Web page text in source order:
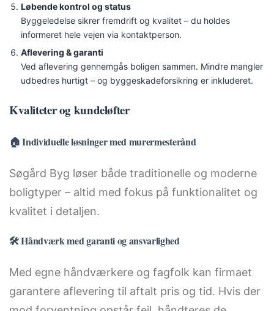
Løbende kontrol og status
Byggeledelse sikrer fremdrift og kvalitet – du holdes
informeret hele vejen via kontaktperson.
Aflevering & garanti
Ved aflevering gennemgås boligen sammen. Mindre mangler
udbedres hurtigt – og byggeskadeforsikring er inkluderet.
Kvaliteter og kundeløfter
🏠 Individuelle løsninger med murermesterånd
Søgård Byg løser både traditionelle og moderne
boligtyper – altid med fokus på funktionalitet og
kvalitet i detaljen.
🛠️ Håndværk med garanti og ansvarlighed
Med egne håndværkere og fagfolk kan firmaet
garantere aflevering til aftalt pris og tid. Hvis der